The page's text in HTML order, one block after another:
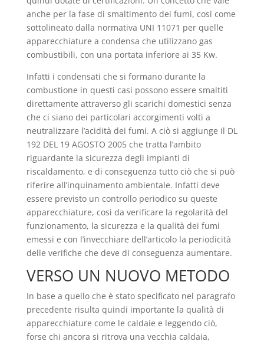
anche per la fase di smaltimento dei fumi, così come
sottolineato dalla normativa UNI 11071 per quelle
apparecchiature a condensa che utilizzano gas
combustibili, con una portata inferiore ai 35 Kw.
Infatti i condensati che si formano durante la
combustione in questi casi possono essere smaltiti
direttamente attraverso gli scarichi domestici senza
che ci siano dei particolari accorgimenti volti a
neutralizzare l’acidità dei fumi. A ciò si aggiunge il DL
192 DEL 19 AGOSTO 2005 che tratta l’ambito
riguardante la sicurezza degli impianti di
riscaldamento, e di conseguenza tutto ciò che si può
riferire all’inquinamento ambientale. Infatti deve
essere previsto un controllo periodico su queste
apparecchiature, così da verificare la regolarità del
funzionamento, la sicurezza e la qualità dei fumi
emessi e con l’invecchiare dell’articolo la periodicità
delle verifiche che deve di conseguenza aumentare.
VERSO UN NUOVO METODO
In base a quello che è stato specificato nel paragrafo
precedente risulta quindi importante la qualità di
apparecchiature come le caldaie e leggendo ciò,
forse chi ancora si ritrova una vecchia caldaia,